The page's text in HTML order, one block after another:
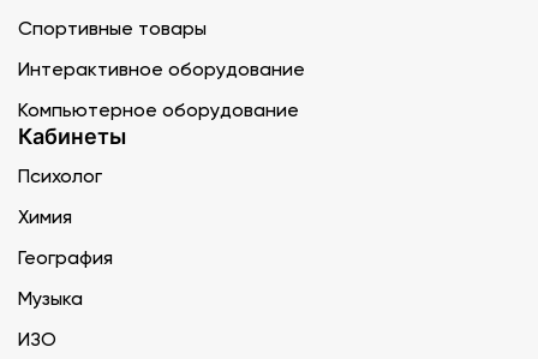
Спортивные товары
Интерактивное оборудование
Компьютерное оборудование
Кабинеты
Психолог
Химия
География
Музыка
ИЗО